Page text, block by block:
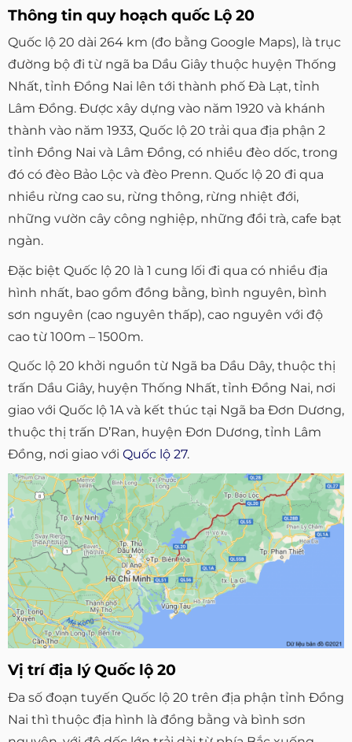
Thông tin quy hoạch quốc Lộ 20
Quốc lộ 20 dài 264 km (đo bằng Google Maps), là trục
đường bộ đi từ ngã ba Dầu Giây thuộc huyện Thống
Nhất, tỉnh Đồng Nai lên tới thành phố Đà Lạt, tỉnh
Lâm Đồng. Được xây dựng vào năm 1920 và khánh
thành vào năm 1933, Quốc lộ 20 trải qua địa phận 2
tỉnh Đồng Nai và Lâm Đồng, có nhiều đèo dốc, trong
đó có đèo Bảo Lộc và đèo Prenn. Quốc lộ 20 đi qua
nhiều rừng cao su, rừng thông, rừng nhiệt đới,
những vườn cây công nghiệp, những đồi trà, cafe bạt
ngàn.
Đặc biệt Quốc lộ 20 là 1 cung lối đi qua có nhiều địa
hình nhất, bao gồm đồng bằng, bình nguyên, bình
sơn nguyên (cao nguyên thấp), cao nguyên với độ
cao từ 100m – 1500m.
Quốc lộ 20 khởi nguồn từ Ngã ba Dầu Dây, thuộc thị
trấn Dầu Giây, huyện Thống Nhất, tỉnh Đồng Nai, nơi
giao với Quốc lộ 1A và kết thúc tại Ngã ba Đơn Dương,
thuộc thị trấn D’Ran, huyện Đơn Dương, tỉnh Lâm
Đồng, nơi giao với Quốc lộ 27.
Vị trí địa lý Quốc lộ 20
Đa số đoạn tuyến Quốc lộ 20 trên địa phận tỉnh Đồng
Nai thì thuộc địa hình là đồng bằng và bình sơn